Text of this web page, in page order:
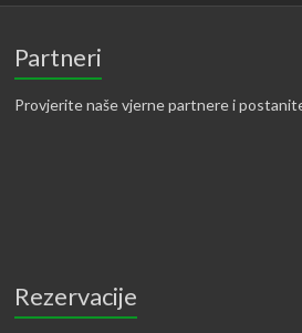
Partneri
Provjerite naše vjerne partnere i
Rezervacije